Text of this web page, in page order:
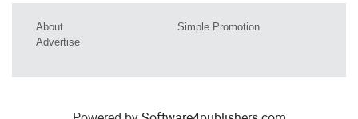
About
Advertise
Simple Promotion